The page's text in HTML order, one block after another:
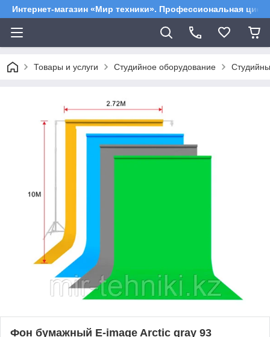
Интернет-магазин «Мир техники». Профессиональная
Товары и услуги Студийное оборудование
Фон бумажный E-image Arctic gray 93